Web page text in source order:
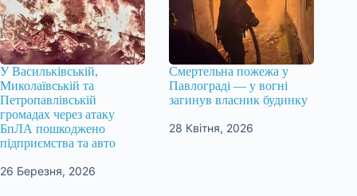
У Васильківській,
Миколаївській та
Петропавлівській
громадах через атаку
БпЛА пошкоджено
підприємства та авто
26 Березня, 2026
Смертельна пожежа у
Павлограді — у вогні
загинув власник будинку
28 Квітня, 2026